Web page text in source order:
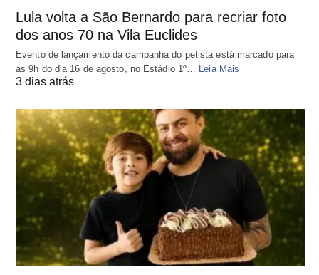
Lula volta a São Bernardo para recriar foto
dos anos 70 na Vila Euclides
Evento de lançamento da campanha do petista está marcado para
as 9h do dia 16 de agosto, no Estádio 1º… Leia Mais
3 dias atrás